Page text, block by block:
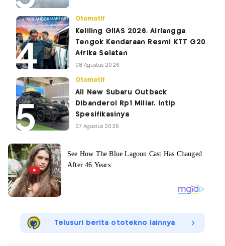
Otomotif
Keliling GIIAS 2026, Airlangga
Tengok Kendaraan Resmi KTT G20
Afrika Selatan
08 Agustus 2026
Otomotif
All New Subaru Outback
Dibanderol Rp1 Miliar, Intip
Spesifikasinya
07 Agustus 2026
Telusuri berita ototekno lainnya